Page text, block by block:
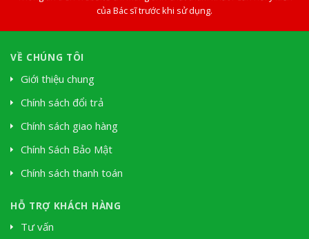
của Bác sĩ trước khi sử dụng.
VỀ CHÚNG TÔI
Giới thiệu chung
Chính sách đổi trả
Chính sách giao hàng
Chính Sách Bảo Mật
Chính sách thanh toán
HỖ TRỢ KHÁCH HÀNG
Tư vấn